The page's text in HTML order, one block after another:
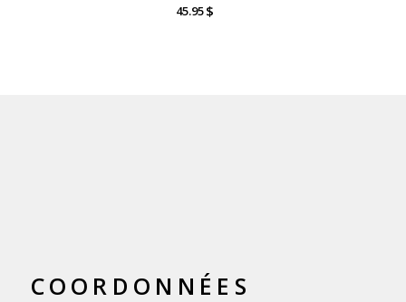
45.95$
COORDONNÉES